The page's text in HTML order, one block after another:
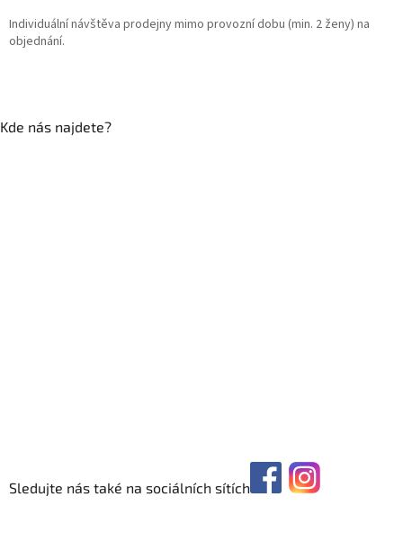
Individuální návštěva prodejny mimo provozní dobu (min. 2 ženy) na
objednání.
Kde nás najdete?
Sledujte nás také na sociálních sítích